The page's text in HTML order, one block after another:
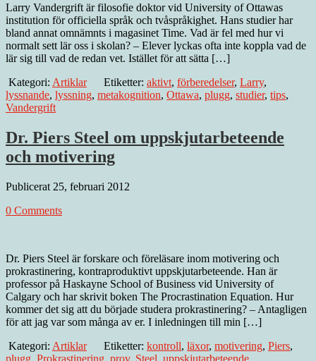
Larry Vandergrift är filosofie doktor vid University of Ottawas
institution för officiella språk och tvåspråkighet. Hans studier har
bland annat omnämnts i magasinet Time. Vad är fel med hur vi
normalt sett lär oss i skolan? – Elever lyckas ofta inte koppla vad de
lär sig till vad de redan vet. Istället för att sätta […]
Kategori: Artiklar Etiketter: aktivt, förberedelser, Larry,
lyssnande, lyssning, metakognition, Ottawa, plugg, studier, tips,
Vandergrift
Dr. Piers Steel om uppskjutarbeteende
och motivering
Publicerat 25, februari 2012
0 Comments
Dr. Piers Steel är forskare och föreläsare inom motivering och
prokrastinering, kontraproduktivt uppskjutarbeteende. Han är
professor på Haskayne School of Business vid University of
Calgary och har skrivit boken The Procrastination Equation. Hur
kommer det sig att du började studera prokrastinering? – Antagligen
för att jag var som många av er. I inledningen till min […]
Kategori: Artiklar Etiketter: kontroll, läxor, motivering, Piers,
plugg, Prokrastinering, prov, Steel, uppskjutarbeteende